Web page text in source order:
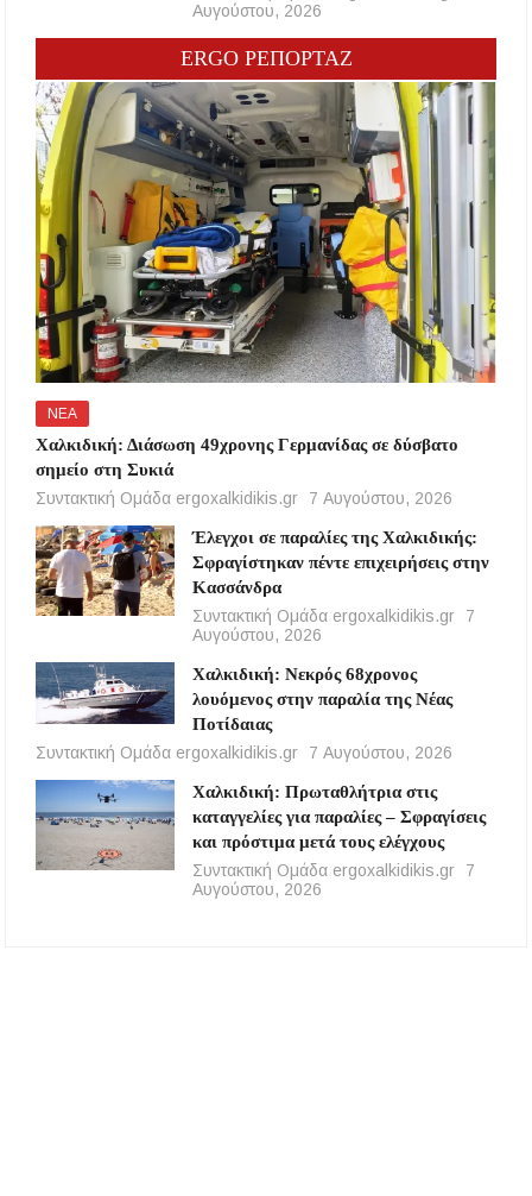
Αυγούστου, 2026
ERGO ΡΕΠΟΡΤΑΖ
ΝΕΑ
Χαλκιδική: Διάσωση 49χρονης Γερμανίδας σε δύσβατο
σημείο στη Συκιά
Συντακτική Ομάδα ergoxalkidikis.gr
7 Αυγούστου, 2026
Έλεγχοι σε παραλίες της Χαλκιδικής:
Σφραγίστηκαν πέντε επιχειρήσεις στην
Κασσάνδρα
Συντακτική Ομάδα ergoxalkidikis.gr
7
Αυγούστου, 2026
Χαλκιδική: Νεκρός 68χρονος
λουόμενος στην παραλία της Νέας
Ποτίδαιας
Συντακτική Ομάδα ergoxalkidikis.gr
7 Αυγούστου, 2026
Χαλκιδική: Πρωταθλήτρια στις
καταγγελίες για παραλίες – Σφραγίσεις
και πρόστιμα μετά τους ελέγχους
Συντακτική Ομάδα ergoxalkidikis.gr
7
Αυγούστου, 2026